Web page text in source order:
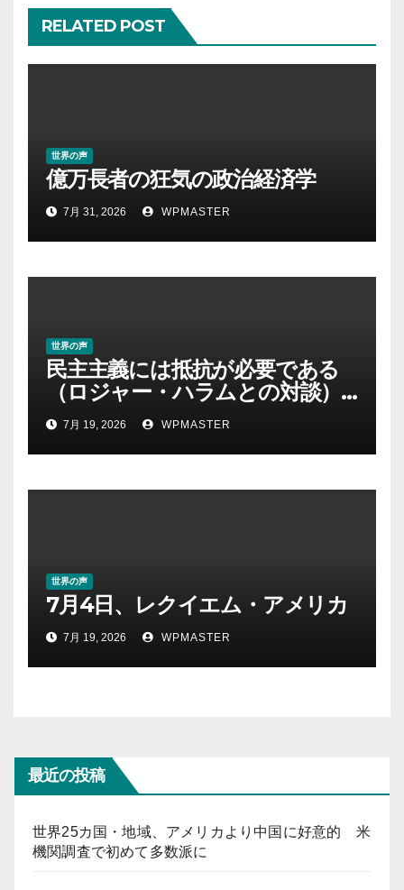
RELATED POST
世界の声
億万長者の狂気の政治経済学
7月 31, 2026 WPMASTER
世界の声
民主主義には抵抗が必要である
（ロジャー・ハラムとの対談）
｜クリス・ヘッジズ・レポート
7月 19, 2026 WPMASTER
世界の声
7月4日、レクイエム・アメリカ
7月 19, 2026 WPMASTER
最近の投稿
世界25カ国・地域、アメリカより中国に好意的 米
機関調査で初めて多数派に